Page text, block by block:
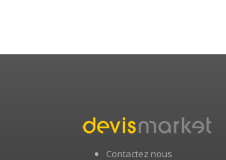
Contactez nous